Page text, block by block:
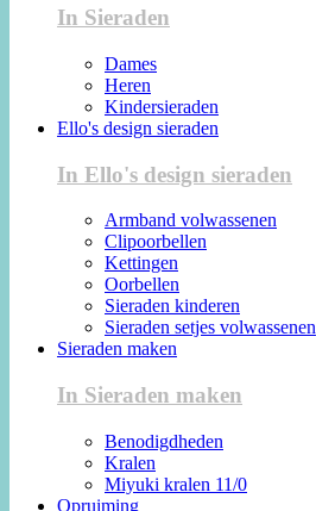
In Sieraden
Dames
Heren
Kindersieraden
Ello's design sieraden
In Ello's design sieraden
Armband volwassenen
Clipoorbellen
Kettingen
Oorbellen
Sieraden kinderen
Sieraden setjes volwassenen
Sieraden maken
In Sieraden maken
Benodigdheden
Kralen
Miyuki kralen 11/0
Opruiming